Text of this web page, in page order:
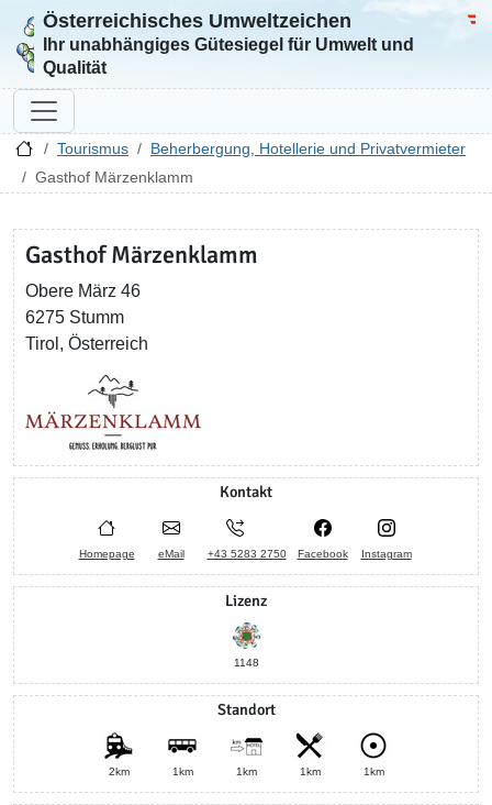
Zur Startseite
Österreichisches Umweltzeichen
Ihr unabhängiges Gütesiegel für Umwelt und
Qualität
Tourismus
Beherbergung, Hotellerie und Privatvermieter
Gasthof Märzenklamm
Gasthof Märzenklamm
Obere März 46
6275 Stumm
Tirol, Österreich
Kontakt
Homepage eMail +43 5283 2750 Facebook Instagram
Lizenz
1148
Standort
2km 1km 1km 1km 1km